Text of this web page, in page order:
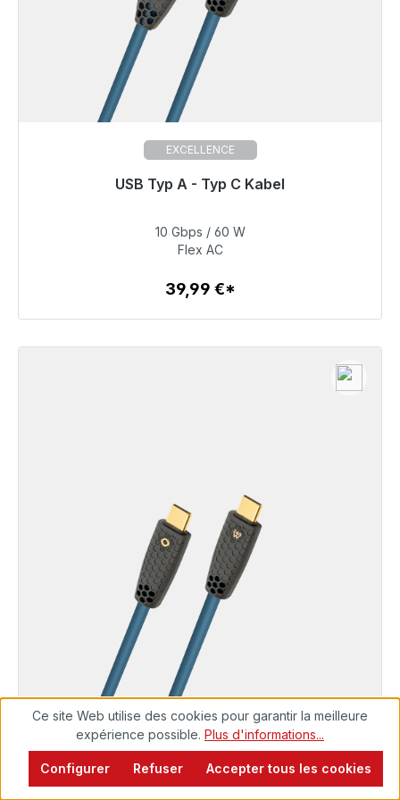
EXCELLENCE
USB Typ A - Typ C Kabel
Prêt à être expédié, délai de livraison 48h*
39,99 €
Détails
10 Gbps / 60 W
Flex AC
39,99 €*
EXCELLENCE
USB TYPE-C® Kabel
Prêt à être expédié, délai de livraison 48h*
Ce site Web utilise des cookies pour garantir la meilleure
expérience possible. Plus d'informations...
Refuser
Configurer Accepter tous les cookies